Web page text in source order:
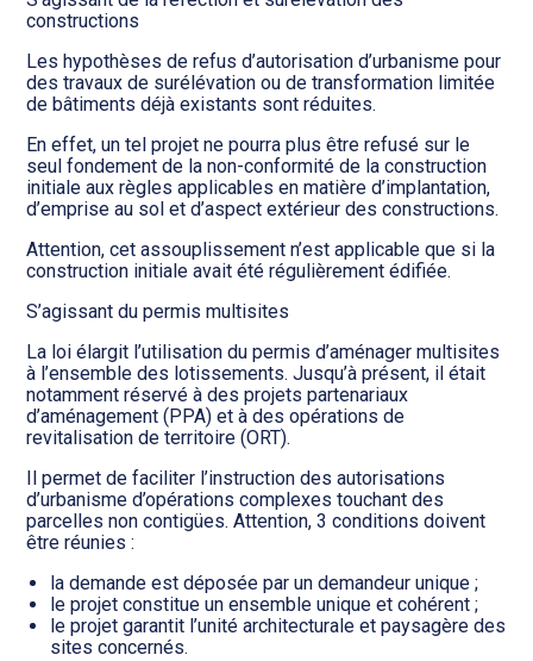
constructions
Les hypothèses de refus d’autorisation d’urbanisme pour
des travaux de surélévation ou de transformation limitée
de bâtiments déjà existants sont réduites.
En effet, un tel projet ne pourra plus être refusé sur le
seul fondement de la non-conformité de la construction
initiale aux règles applicables en matière d’implantation,
d’emprise au sol et d’aspect extérieur des constructions.
Attention, cet assouplissement n’est applicable que si la
construction initiale avait été régulièrement édifiée.
S’agissant du permis multisites
La loi élargit l’utilisation du permis d’aménager multisites
à l’ensemble des lotissements. Jusqu’à présent, il était
notamment réservé à des projets partenariaux
d’aménagement (PPA) et à des opérations de
revitalisation de territoire (ORT).
Il permet de faciliter l’instruction des autorisations
d’urbanisme d’opérations complexes touchant des
parcelles non contigües. Attention, 3 conditions doivent
être réunies :
la demande est déposée par un demandeur unique ;
le projet constitue un ensemble unique et cohérent ;
le projet garantit l’unité architecturale et paysagère des
sites concernés.